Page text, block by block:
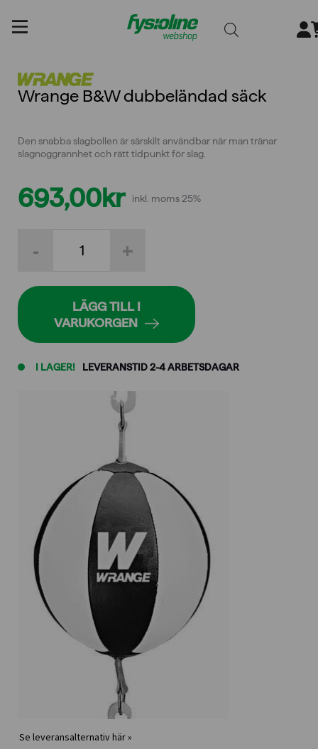
innehållet
Wrange B&W dubbeländad säck
Den snabba slagbollen är särskilt användbar när man tränar
slagnoggrannhet och rätt tidpunkt för slag.
693,00kr inkl. moms 25%
I LAGER! LEVERANSTID 2-4 ARBETSDAGAR
+
mängd
-
LÄGG TILL I
VARUKORGEN
Se leveransalternativ här »